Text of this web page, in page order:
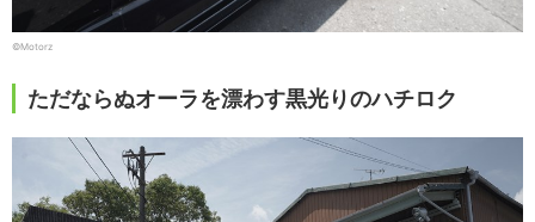
©Motorz
ただならぬオーラを漂わす黒光りのハチロク